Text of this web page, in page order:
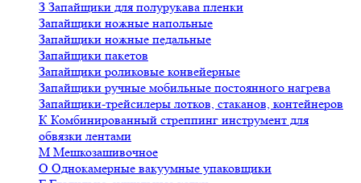
З Запайщики для полурукава пленки
Запайщики ножные напольные
Запайщики ножные педальные
Запайщики пакетов
Запайщики роликовые конвейерные
Запайщики ручные мобильные постоянного нагрева
Запайщики-трейсилеры лотков, стаканов, контейнеров
К Комбинированный стреппинг инструмент для
обвязки лентами
М Мешкозашивочное
О Однокамерные вакуумные упаковщики